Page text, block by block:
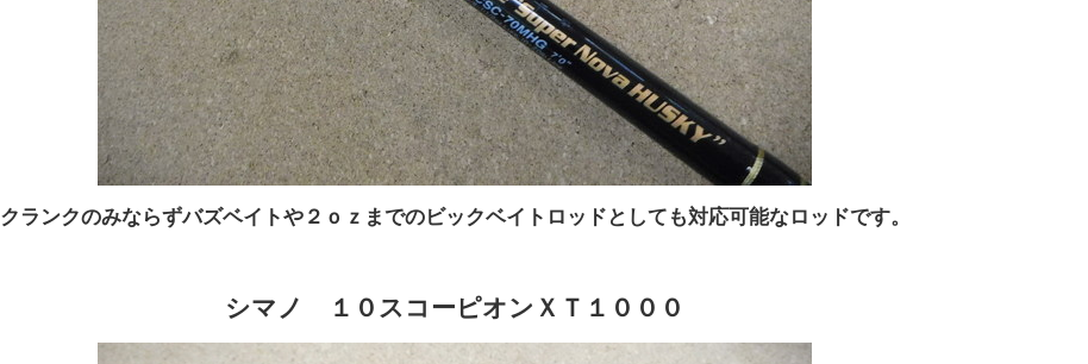
クランクのみならずバズベイトや２ｏｚまでのビックベイトロッドとしても対応可能なロッドです。
シマノ １０スコーピオンＸＴ１０００